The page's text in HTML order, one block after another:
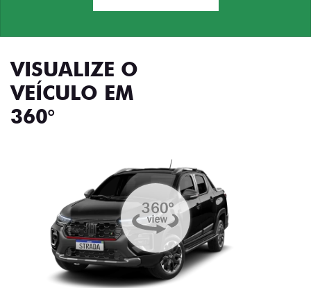
VISUALIZE O
VEÍCULO EM
360°